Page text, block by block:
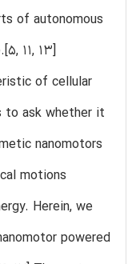
of autonomous
11, 13]
of cellular
to ask whether it
nanomotors
motions
Herein, we
powered